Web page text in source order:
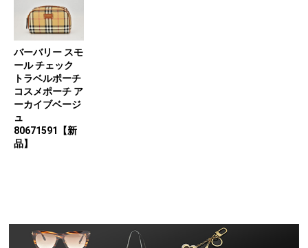
バーバリー スモ
ール チェック
トラベルポーチ
コスメポーチ ア
ーカイブベージ
ュ
80671591【新
品】